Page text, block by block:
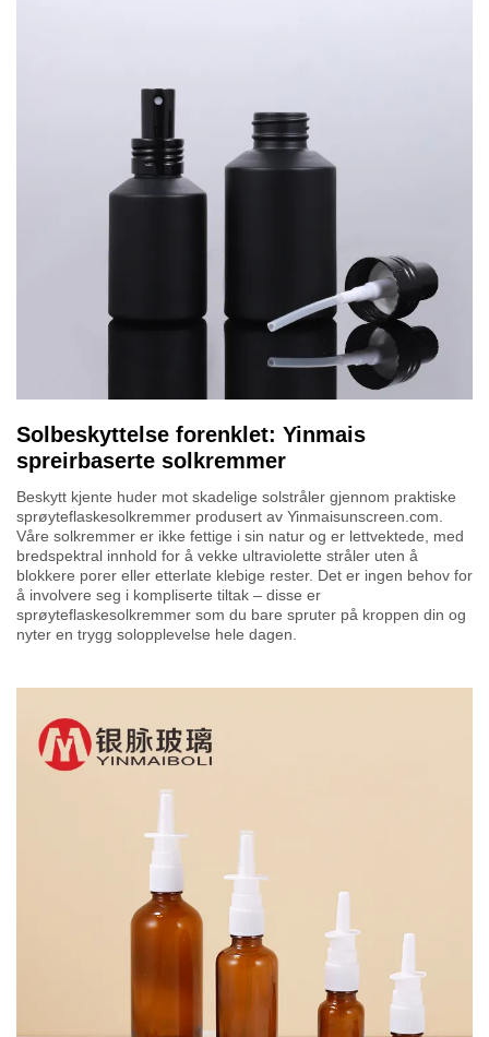
Solbeskyttelse forenklet: Yinmais
spreirbaserte solkremmer
Beskytt kjente huder mot skadelige solstråler gjennom praktiske
sprøyteflaskesolkremmer produsert av Yinmaisunscreen.com.
Våre solkremmer er ikke fettige i sin natur og er lettvektede, med
bredspektral innhold for å vekke ultraviolette stråler uten å
blokkere porer eller etterlate klebige rester. Det er ingen behov for
å involvere seg i kompliserte tiltak – disse er
sprøyteflaskesolkremmer som du bare spruter på kroppen din og
nyter en trygg solopplevelse hele dagen.